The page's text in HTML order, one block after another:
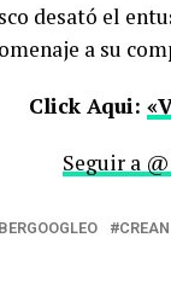
desató el
a su
Click Aqui:
Seguir a
BERGOOGLEO